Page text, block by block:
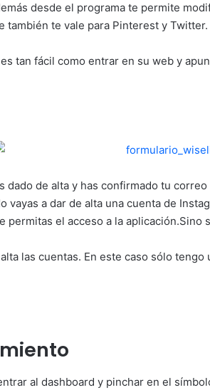
desde el programa te permite
también te vale para Pinterest y
tan fácil como entrar en su web y
dado de alta y has confirmado tu
vayas a dar de alta una cuenta de
permitas el acceso a la aplicación.Sino
las cuentas. En este caso sólo
al dashboard y pinchar en el